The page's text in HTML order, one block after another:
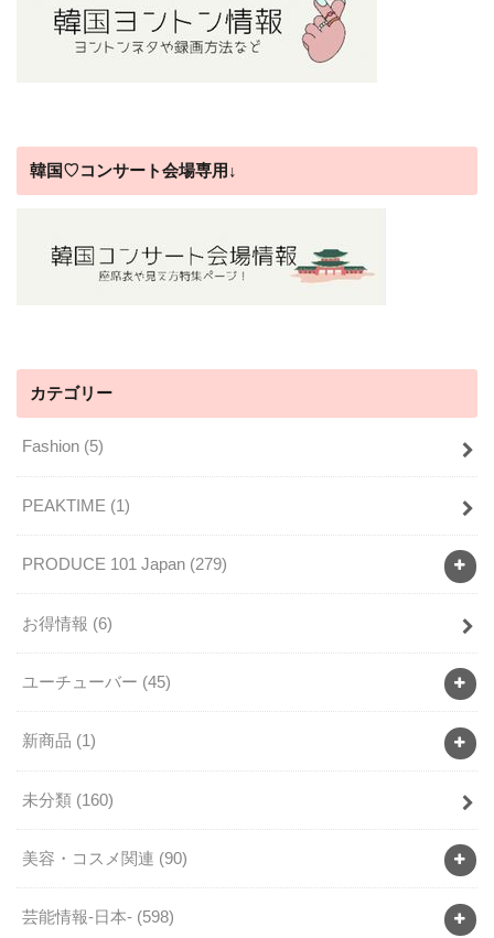
韓国♡コンサート会場専用↓
カテゴリー
Fashion (5)
PEAKTIME (1)
PRODUCE 101 Japan (279)
お得情報 (6)
ユーチューバー (45)
新商品 (1)
未分類 (160)
美容・コスメ関連 (90)
芸能情報-日本- (598)